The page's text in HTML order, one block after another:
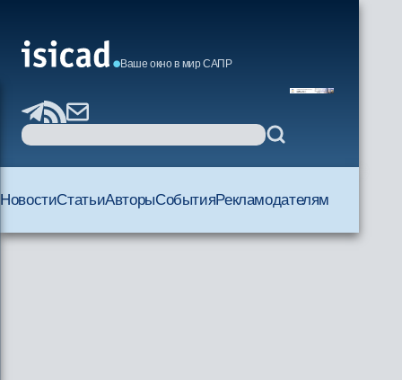
Ваше окно в мир САПР
НовостиСтатьиАвторыСобытияРекламодателям